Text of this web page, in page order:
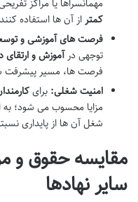
مهمانسراها یا مراکز
کمتر از آن ها استفاده
فرصت های آموزشی و
توجهی درآموزش و
فرصت ها، مسیر پیشرفت
امنیت شغلی: برای
مزایا محسوب می شود؛ به
شغل آن ها از پایداری
مقایسه حقوق و
سایر نهادها